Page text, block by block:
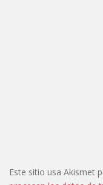
Este sitio usa Akismet